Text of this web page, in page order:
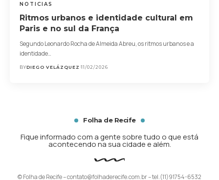
NOTICIAS
Ritmos urbanos e identidade cultural em
Paris e no sul da França
Segundo Leonardo Rocha de Almeida Abreu, os ritmos urbanos e a
identidade…
BYDIEGO VELÁZQUEZ 11/02/2026
Folha de Recife
Fique informado com a gente sobre tudo o que está
acontecendo na sua cidade e além.
© Folha de Recife –contato@folhaderecife.com.br– tel.(11)91754-6532